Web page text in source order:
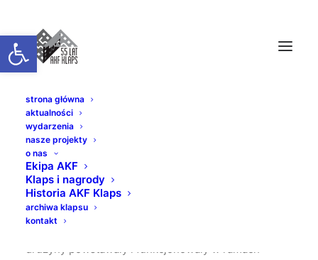
Otwórz pasek narzędzi
strona główna
aktualności
wydarzenia
nasze projekty
o nas
Ekipa AKF
Klaps i nagrody
Historia AKF Klaps
archiwa klapsu
kontakt
OBÓZ HARCERSKI DROOGMYŚL
Przynależność do drużyn harcerskich i zuchowych
było jedną z popularniejszych aktywności
dziecięcych i młodzieżowych przynajmniej od lat 60.
O historii ruchu w gminie Chybie można przeczytać
drużyny powstawały i funkcjonowały w ramach